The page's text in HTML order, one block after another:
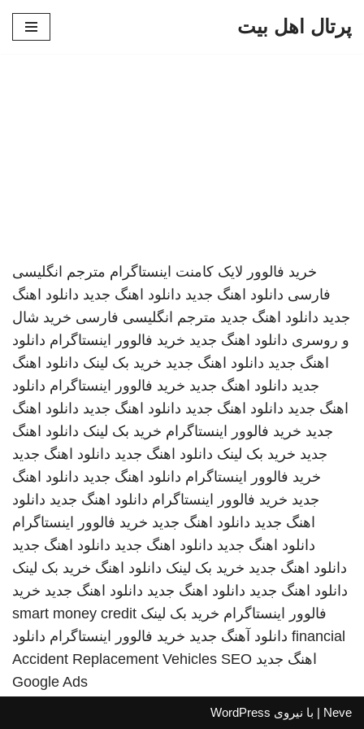
پرتال اهل بیت
خرید فالوور لایک کامنت اینستاگرام مترجم انگلیسی
فارسی دانلود اهنگ جدید دانلود اهنگ جدید دانلود اهنگ
جدید دانلود اهنگ جدید مترجم انگلیسی فارسی خرید شال
و روسری دانلود اهنگ جدید خرید فالوور اینستاگرام دانلود
اهنگ جدید دانلود اهنگ جدید خرید بک لینک دانلود اهنگ
جدید دانلود اهنگ جدید خرید فالوور اینستاگرام دانلود
اهنگ جدید دانلود اهنگ جدید دانلود اهنگ جدید دانلود اهنگ
جدید خرید فالوور اینستاگرام خرید بک لینک دانلود اهنگ
جدید خرید بک لینک دانلود اهنگ جدید دانلود اهنگ جدید
خرید فالوور اینستاگرام دانلود اهنگ جدید دانلود اهنگ
جدید خرید فالوور اینستاگرام دانلود اهنگ جدید دانلود
اهنگ جدید دانلود اهنگ جدید خرید فالوور اینستاگرام
دانلود اهنگ جدید دانلود اهنگ جدید دانلود اهنگ جدید
دانلود اهنگ جدید خرید بک لینک دانلود اهنگ خرید بک لینک
دانلود اهنگ جدید دانلود اهنگ جدید دانلود اهنگ جدید خرید
فالوور اینستاگرام خرید بک لینک smart money credit
financial دانلود آهنگ جدید خرید فالوور اینستاگرام دانلود
اهنگ جدید
Accident Replacement Vehicles SEO
Google Ads
Neve | با نیروی WordPress